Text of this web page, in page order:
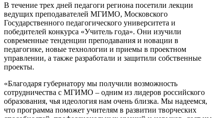
В течение трех дней педагоги региона посетили лекции
ведущих преподавателей МГИМО, Московского
Государственного педагогического университета и
победителей конкурса «Учитель года». Они изучили
современные тенденции преподавания и новации в
педагогике, новые технологии и приемы в проектном
управлении, а также разработали и защитили собственные
проекты.
«Благодаря губернатору мы получили возможность
сотрудничества с МГИМО – одним из лидеров российского
образования, чья идеология нам очень близка. Мы надеемся,
что программа поможет учителям в развитии творческих